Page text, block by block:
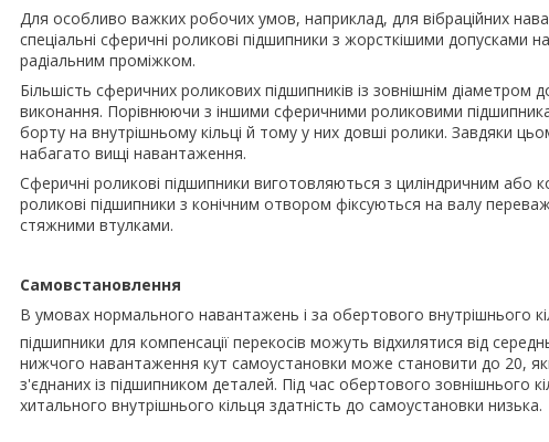
Для особливо важких робочих умов, наприклад, для вібраційних
спеціальні сферичні роликові підшипники з жорсткішими допусками
радіальним проміжком.
Більшість сферичних роликових підшипників із зовнішнім
виконання. Порівнюючи з іншими сферичними роликовими
борту на внутрішньому кільці й тому у них довші ролики. Завдяки
набагато вищі навантаження.
Сферичні роликові підшипники виготовляються з циліндричним або
роликові підшипники з конічним отвором фіксуються на валу
стяжними втулками.
Самовстановлення
В умовах нормального навантажень і за обертового внутрішнього
підшипники для компенсації перекосів можуть відхилятися від
нижчого навантаження кут самоустановки може становити до 20,
з'єднаних із підшипником деталей. Під час обертового зовнішнього
хитального внутрішнього кільця здатність до самоустановки низька.